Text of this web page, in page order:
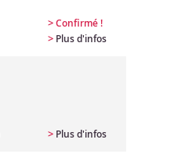
>Confirmé !
> Plus d'infos
> Plus d'infos